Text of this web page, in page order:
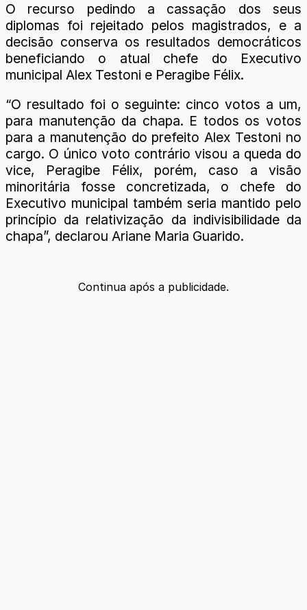
O recurso pedindo a cassação dos seus
diplomas foi rejeitado pelos magistrados, e a
decisão conserva os resultados democráticos
beneficiando o atual chefe do Executivo
municipal Alex Testoni e Peragibe Félix.
“O resultado foi o seguinte: cinco votos a um,
para manutenção da chapa. E todos os votos
para a manutenção do prefeito Alex Testoni no
cargo. O único voto contrário visou a queda do
vice, Peragibe Félix, porém, caso a visão
minoritária fosse concretizada, o chefe do
Executivo municipal também seria mantido pelo
princípio da relativização da indivisibilidade da
chapa”, declarou Ariane Maria Guarido.
Continua após a publicidade.